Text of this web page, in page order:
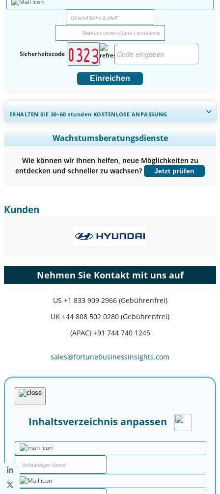
Sicherheitscode
Einreichen
ERHALTEN SIE 30–60stunden KOSTENLOSE ANPASSUNG
Regionale und länderspezifische Abdeckung erweitern,
Segmentanalyse, Unternehmensprofile, Wettbewerbs-
Jetzt anpassen
Wachstumsberatungsdienste
Wie können wir Ihnen helfen, neue Möglichkeiten zu
entdecken und schneller zu wachsen?
Jetzt prüfen
Kunden
Nehmen Sie Kontakt mit uns auf
US +1 833 909 2966 (Gebührenfrei)
UK +44 808 502 0280 (Gebührenfrei)
(APAC) +91 744 740 1245
sales@fortunebusinessinsights.com
Inhaltsverzeichnis anpassen